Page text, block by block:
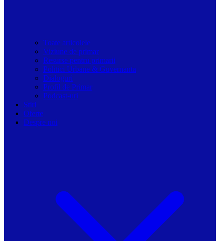
Toate articolele
Viziune de primar
Resurse pentru primarii
Politici Urbane & Guvernanta
Dialoguri
Profil de Primar
Podcast-uri
Stiri
Oferte
Despre noi